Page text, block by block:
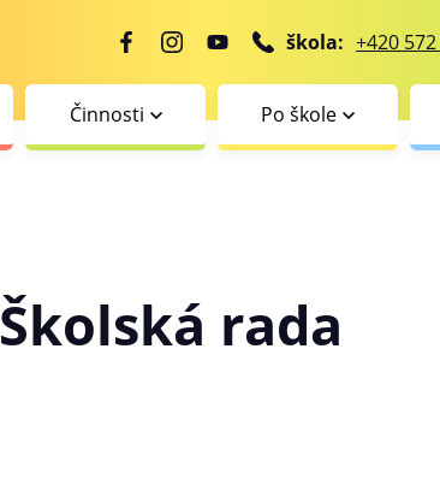
škola: +420
Činnosti Po škole
Školská rada